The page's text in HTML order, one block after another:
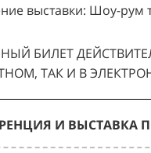
выставки: Шоу-рум
БИЛЕТ
ТАК И В
И ВЫСТАВКА